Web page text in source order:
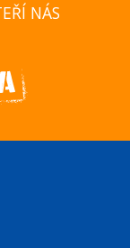
NÁS